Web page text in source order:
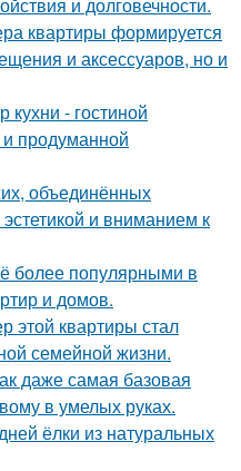
и долговечности.
квартиры формируется
и аксессуаров, но и
- гостиной
продуманной
объединённых
и вниманием к
более популярными в
и домов.
этой квартиры стал
семейной жизни.
даже самая базовая
в умелых руках.
ёлки из натуральных